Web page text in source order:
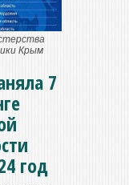
Крым
7
год